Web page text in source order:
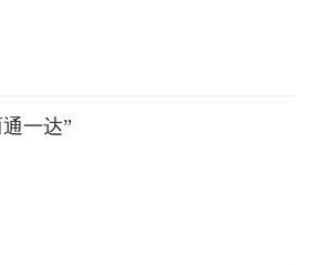
一达”